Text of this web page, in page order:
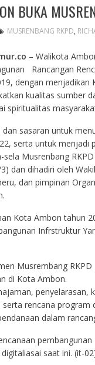
BUKA
MUSRENBANG RKPD,
– Walikota
Rancangan
dengan
kualitas sumber
spiritualitas
dan sasaran untuk
serta untuk menjadi
Musrenbang
dan dihadiri oleh
dan pimpinan
Kota Ambon tahun
Infrstruktur
Musrembang
di Kota Ambon.
rencana
dalam
saat ini. (it-